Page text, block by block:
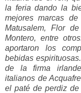
la feria dando la
mejores marcas
Matusalem, Flor
Montero, entre
aportaron los
bebidas
de la firma
italianos de
el paté de perdiz